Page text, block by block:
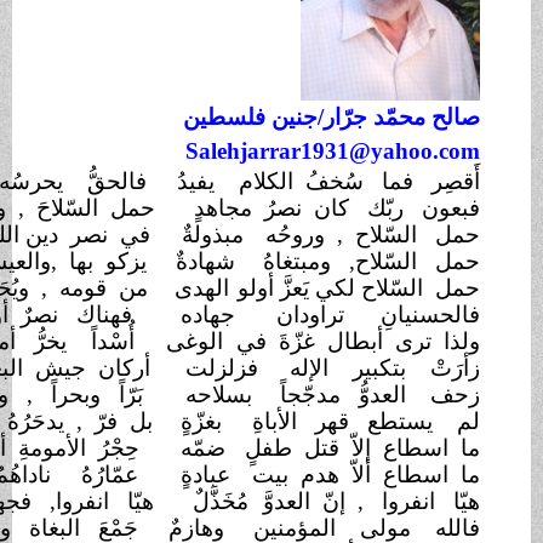
ار/جنين فلسطين
سُخفُ الكلام
يفيدُ
كان نصرُ مجاهدٍ
, وروحُه مبذولةٌ
ومبتغاهُ شهادةٌ
لكي يَعزَّ أولوالهدى
تراودانجهاده
أبطال غزّةَ في الوغى
الإله
فزلزلت
مدجّجاً
بسلاحه
قهر الأباةِ بغزّةٍ
إلاّ قتل طفلٍ ضمّه
ألاّ هدم بيت
عبادةٍ
, إنّ العدوَّ مُخَذَّلٌ
المؤمنينوهازمٌ
فالحقُّ يحرسُه دمٌ وحديدُ!
حمل السّلاحَ , وزادُه التّوحيدُ !
في نصر دين الله , وهو رشيدُ
!
يزكو بها ,والعيش بعدُ رغيدُ !
من قومه , ويُحَققَ المقصودُ!
فهناك نصرٌ أو هناك شهيدُ !
أُسْداً يخرُّ أمامَها التّهديدُ!
أركان جيش البغي , وهو حديدُ!
بَرّاً وبحراً , والسّماءُ رعودُ !
بل فرّ , يدحَرُهُ الفتى الصّنديدُ !
حِجْرُ الأمومةِ أو أبٌ مكدودُ !
عمّارُهُ ناداهُمُ المعبودُ !
هيّا انفروا, فجهادُكم مشهودُ!
جَمْعَ البغاة وإنّ ذا موعودُ !